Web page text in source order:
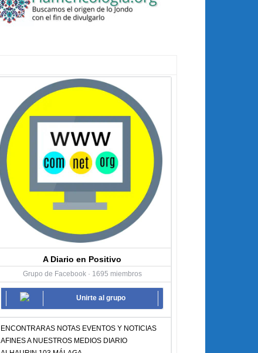
A Diario en Positivo
Grupo de Facebook · 1695 miembros
Unirte al grupo
ENCONTRARAS NOTAS EVENTOS Y NOTICIAS
AFINES A NUESTROS MEDIOS DIARIO